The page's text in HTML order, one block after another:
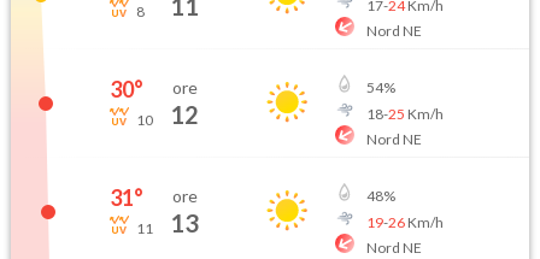
8 11 17-24Km/h
Nord NE
30°
10
ore
12
54%
18-25 Km/h
Nord NE
31°
11
ore
13
48%
19-26Km/h
Nord NE